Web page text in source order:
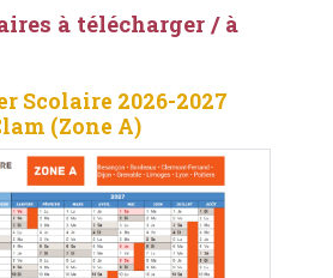
à télécharger / à
Scolaire 2026-2027
(Zone A)